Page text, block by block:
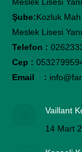
Şube:Kozluk
Meslek Lisesi
Telefon :
Cep :
Email :
Vaillant
14 Mart